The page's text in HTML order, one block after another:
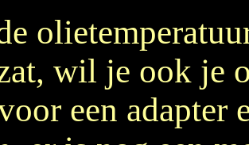
wil je ook je
een adapter